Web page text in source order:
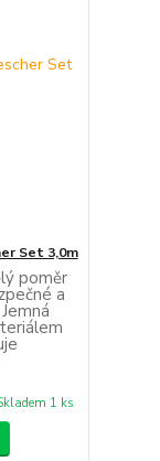
Set 3,0m
poměr
a
1 ks